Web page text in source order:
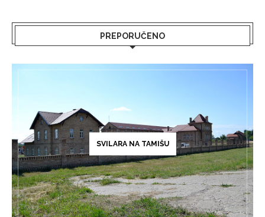
PREPORUČENO
SVILARA NA TAMIŠU